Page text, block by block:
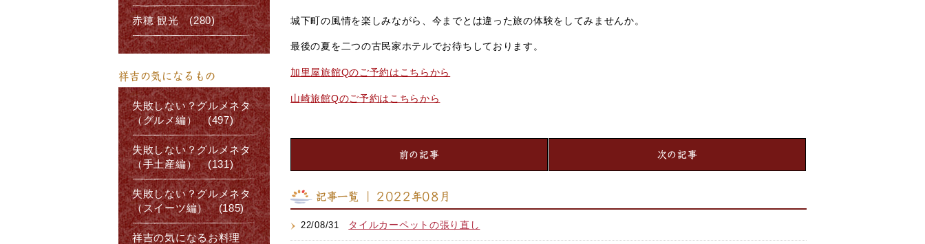
城下町の風情を楽しみながら、今までとは違った旅の体験をしてみませんか。
最後の夏を二つの古民家ホテルでお待ちしております。
加里屋旅館Qのご予約はこちらから
山崎旅館Qのご予約はこちらから
前の記事 次の記事
記事一覧 ｜ 2022年08月
22/08/31 タイルカーペットの張り直し
赤穂 観光 (280)
祥吉の気になるもの
失敗しない？グルメネタ
（グルメ編） (497)
失敗しない？グルメネタ
（手土産編） (131)
失敗しない？グルメネタ
（スイーツ編） (185)
祥吉の気になるお料理